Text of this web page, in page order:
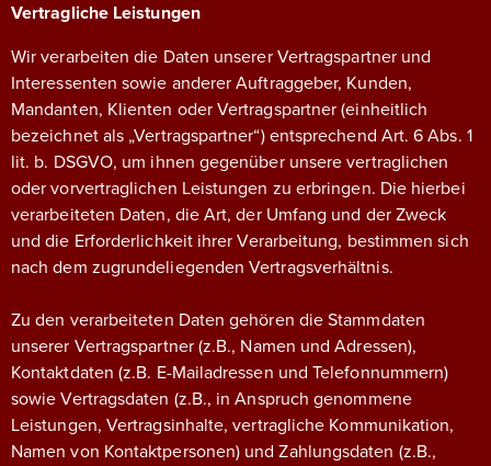
Vertragliche Leistungen
Wir verarbeiten die Daten unserer Vertragspartner und
Interessenten sowie anderer Auftraggeber, Kunden,
Mandanten, Klienten oder Vertragspartner (einheitlich
bezeichnet als „Vertragspartner“) entsprechend Art. 6 Abs. 1
lit. b. DSGVO, um ihnen gegenüber unsere vertraglichen
oder vorvertraglichen Leistungen zu erbringen. Die hierbei
verarbeiteten Daten, die Art, der Umfang und der Zweck
und die Erforderlichkeit ihrer Verarbeitung, bestimmen sich
nach dem zugrundeliegenden Vertragsverhältnis.
Zu den verarbeiteten Daten gehören die Stammdaten
unserer Vertragspartner (z.B., Namen und Adressen),
Kontaktdaten (z.B. E-Mailadressen und Telefonnummern)
sowie Vertragsdaten (z.B., in Anspruch genommene
Leistungen, Vertragsinhalte, vertragliche Kommunikation,
Namen von Kontaktpersonen) und Zahlungsdaten (z.B.,